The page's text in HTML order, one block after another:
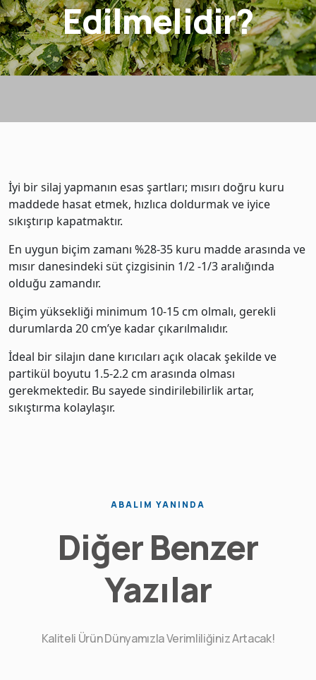
Edilmelidir?
İyi bir silaj yapmanın esas şartları; mısırı doğru kuru
maddede hasat etmek, hızlıca doldurmak ve iyice
sıkıştırıp kapatmaktır.
En uygun biçim zamanı %28-35 kuru madde arasında ve
mısır danesindeki süt çizgisinin 1/2 -1/3 aralığında
olduğu zamandır.
Biçim yüksekliği minimum 10-15 cm olmalı, gerekli
durumlarda 20 cm’ye kadar çıkarılmalıdır.
İdeal bir silajın dane kırıcıları açık olacak şekilde ve
partikül boyutu 1.5-2.2 cm arasında olması
gerekmektedir. Bu sayede sindirilebilirlik artar,
sıkıştırma kolaylaşır.
ABALIM YANINDA
Diğer Benzer
Yazılar
Kaliteli Ürün Dünyamızla Verimliliğiniz Artacak!